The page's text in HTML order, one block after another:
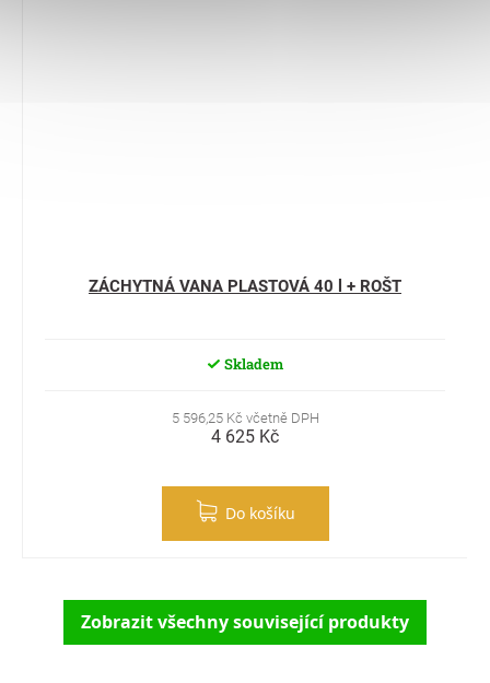
ZÁCHYTNÁ VANA PLASTOVÁ 40 l + ROŠT
Skladem
5 596,25 Kč včetně DPH
4 625 Kč
Do košíku
Zobrazit všechny související produkty